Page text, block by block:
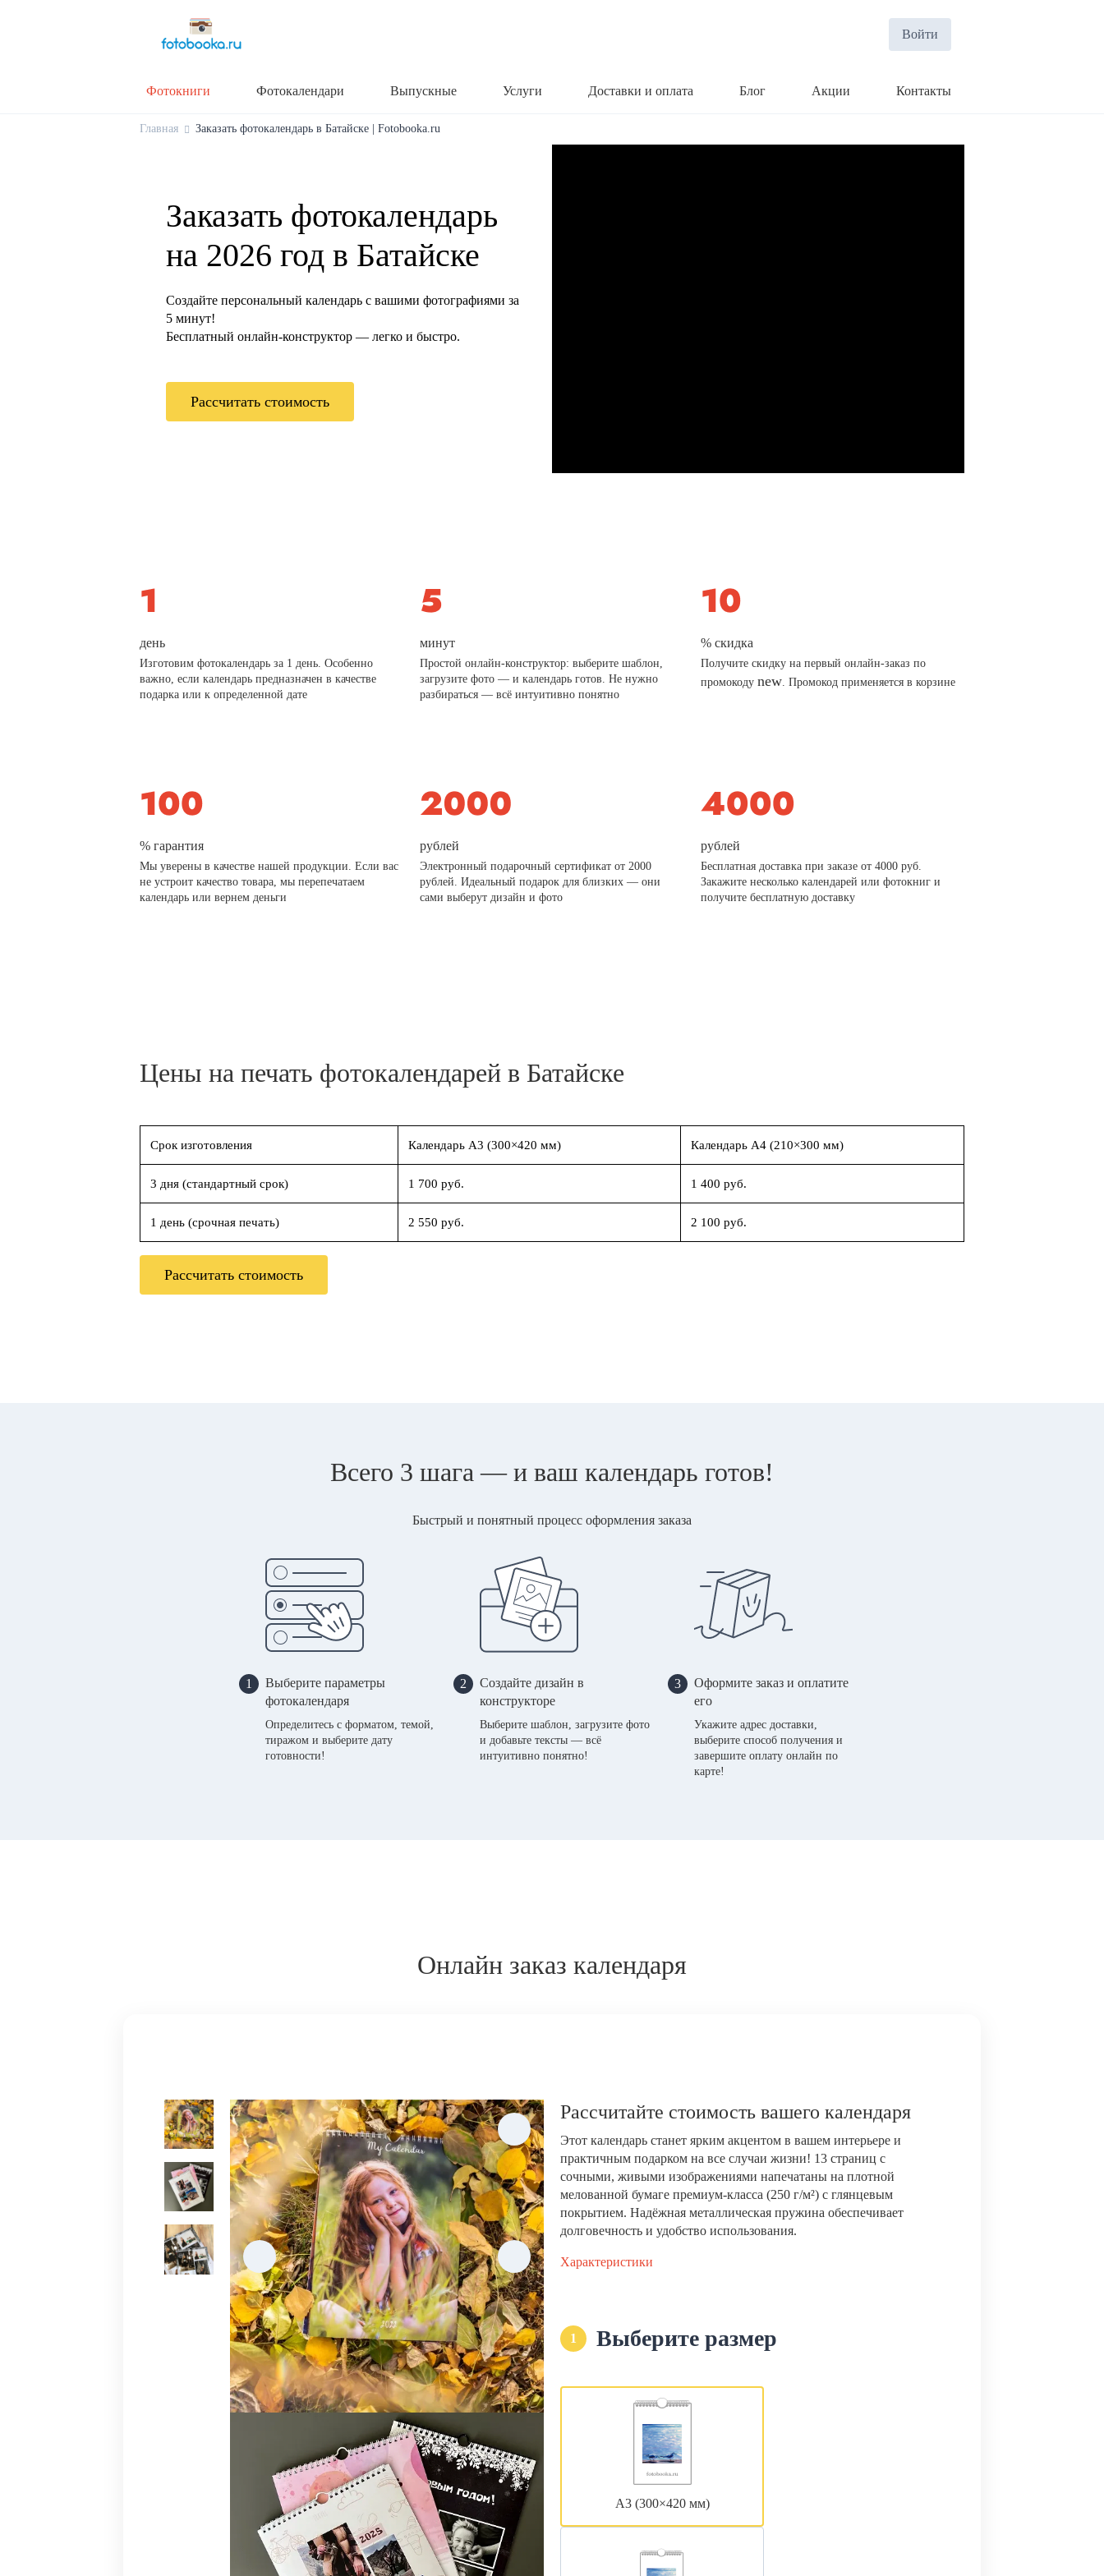
Войти
Фотокниги Фотокалендари Выпускные Услуги Доставки и оплата Блог Акции Контакты
Главная Заказать фотокалендарь в Батайске | Fotobooka.ru
Заказать фотокалендарь
на 2026 год в Батайске
Создайте персональный календарь с вашими фотографиями за
5 минут!
Бесплатный онлайн-конструктор — легко и быстро.
Рассчитать стоимость
день
Изготовим фотокалендарь за 1 день. Особенно
важно, если календарь предназначен в качестве
подарка или к определенной дате
минут
Простой онлайн-конструктор: выберите шаблон,
загрузите фото — и календарь готов. Не нужно
разбираться — всё интуитивно понятно
% скидка
Получите скидку на первый онлайн-заказ по
промокоду new. Промокод применяется в корзине
% гарантия
Мы уверены в качестве нашей продукции. Если вас
не устроит качество товара, мы перепечатаем
календарь или вернем деньги
рублей
Электронный подарочный сертификат от 2000
рублей. Идеальный подарок для близких — они
сами выберут дизайн и фото
рублей
Бесплатная доставка при заказе от 4000 руб.
Закажите несколько календарей или фотокниг и
получите бесплатную доставку
Цены на печать фотокалендарей в Батайске
Срок изготовления Календарь А3 (300×420 мм) Календарь А4 (210×300 мм)
3 дня (стандартный срок) 1 700 руб. 1 400 руб.
1 день (срочная печать) 2 550 руб. 2 100 руб.
Рассчитать стоимость
Всего 3 шага — и ваш календарь готов!
Быстрый и понятный процесс оформления заказа
1
Выберите параметры
фотокалендаря
Определитесь с форматом, темой,
тиражом и выберите дату
готовности!
2
Создайте дизайн в
конструкторе
Выберите шаблон, загрузите фото
и добавьте тексты — всё
интуитивно понятно!
3
Оформите заказ и оплатите
его
Укажите адрес доставки,
выберите способ получения и
завершите оплату онлайн по
карте!
Онлайн заказ календаря
Рассчитайте стоимость вашего календаря
Этот календарь станет ярким акцентом в вашем интерьере и
практичным подарком на все случаи жизни! 13 страниц с
сочными, живыми изображениями напечатаны на плотной
мелованной бумаге премиум-класса (250 г/м²) с глянцевым
покрытием. Надёжная металлическая пружина обеспечивает
долговечность и удобство использования.
Характеристики
1 Выберите размер
А3 (300×420 мм)